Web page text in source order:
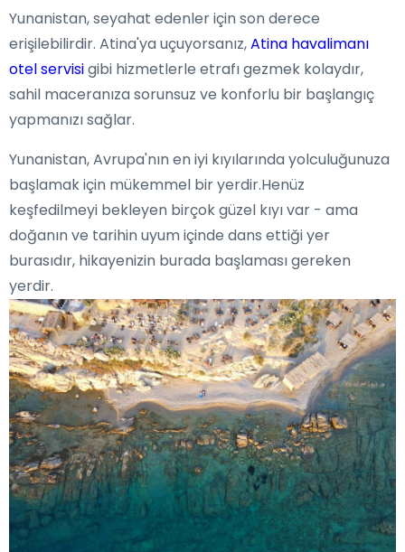
Yunanistan, seyahat edenler için son derece
erişilebilirdir. Atina'ya uçuyorsanız,Atina havalimanı
otel servisigibi hizmetlerle etrafı gezmek kolaydır,
sahil maceranıza sorunsuz ve konforlu bir başlangıç
yapmanızı sağlar.
Yunanistan, Avrupa'nın en iyi kıyılarında yolculuğunuza
başlamak için mükemmel bir yerdir.Henüz
keşfedilmeyi bekleyen birçok güzel kıyı var - ama
doğanın ve tarihin uyum içinde dans ettiği yer
burasıdır, hikayenizin burada başlaması gereken
yerdir.